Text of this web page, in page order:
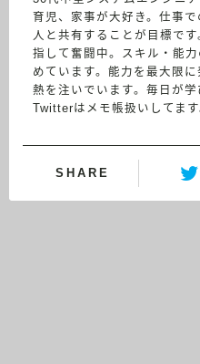
育児、家事が大好き。仕事
人と共有することが目標で
指して奮闘中。スキル・能
めています。能力を最大限
熱を注いでいます。毎日が学
Twitterはメモ帳扱いしてます
SHARE